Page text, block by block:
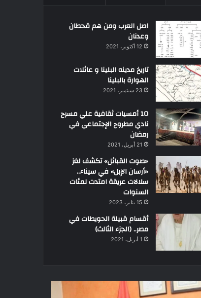
اصل العرب ومن هم قحطان
وعدنان
12 أكتوبر، 2021
تاريخ مدينه البلينا و عائلات
الهوارة بالبلينا
23 سبتمبر، 2021
10 أمسيات ثقافية علي مسرح
نادي مطروح الإجتماعي في
رمضان
21 أبريل، 2021
«صوت القبائل» تكشف لغز
«أرسان الإبل» في سيناء..
سلالات عريقة امتدت لمئات
السنوات
15 يناير، 2023
أقسام قبيلة الحويطات في
مصر.. (الجزء الثالث)
1 أبريل، 2021